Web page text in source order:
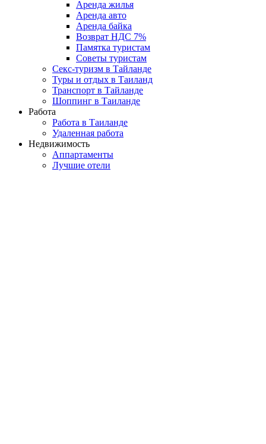
Аренда жилья
Аренда авто
Аренда байка
Возврат НДС 7%
Памятка туристам
Советы туристам
Секс-туризм в Тайланде
Туры и отдых в Таиланд
Транспорт в Тайланде
Шоппинг в Таиланде
Работа
Работа в Таиланде
Удаленная работа
Недвижимость
Аппартаменты
Лучшие отели